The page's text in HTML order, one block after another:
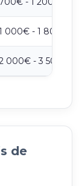
000€ - 1 800€
000€ - 3 500€
de